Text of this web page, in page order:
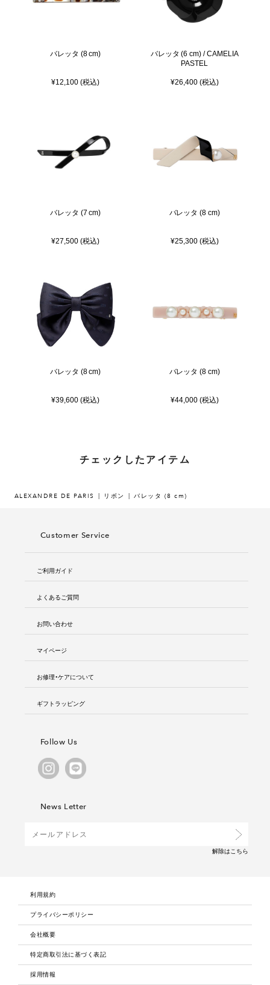
バレッタ (8 cm)
¥12,100 (税込)
バレッタ (6 cm) / CAMELIA
PASTEL
¥26,400 (税込)
バレッタ (7 cm)
¥27,500 (税込)
バレッタ (8 cm)
¥25,300 (税込)
バレッタ (8 cm)
¥39,600 (税込)
バレッタ (8 cm)
¥44,000 (税込)
チェックしたアイテム
ALEXANDRE DE PARIS リボン バレッタ (8 cm)
Customer Service
ご利用ガイド
よくあるご質問
お問い合わせ
マイページ
お修理・ケアについて
ギフトラッピング
Follow Us
News Letter
解除は こちら
利用規約
プライバシーポリシー
会社概要
特定商取引法に基づく表記
採用情報